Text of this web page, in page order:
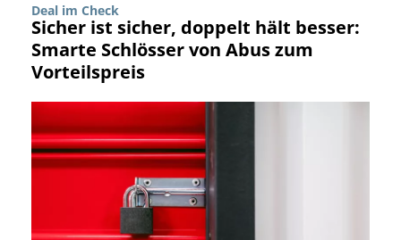
Deal im Check
Sicher ist sicher, doppelt hält besser:
Smarte Schlösser von Abus zum
Vorteilspreis